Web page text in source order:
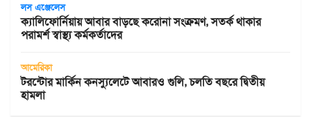
লস এঞ্জেলেস
ক্যালিফোর্নিয়ায় আবার বাড়ছে করোনা সংক্রমণ, সতর্ক থাকার
পরামর্শ স্বাস্থ্য কর্মকর্তাদের
আমেরিকা
টরন্টোর মার্কিন কনস্যুলেটে আবারও গুলি, চলতি বছরে দ্বিতীয়
হামলা